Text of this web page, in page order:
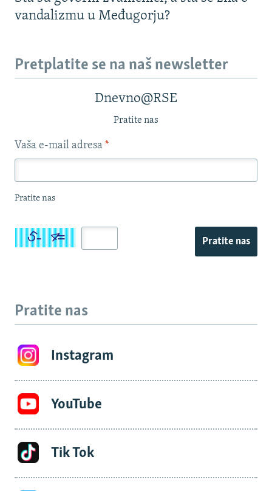
vandalizmu u Međugorju?
Pretplatite se na naš newsletter
Dnevno@RSE
Pratite nas
Vaša e-mail adresa *
Pratite nas
Pratite nas
Pratite nas
Instagram
YouTube
Tik Tok